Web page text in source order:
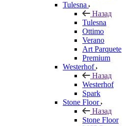
Tulesna
Назад
Tulesna
Ottimo
Verano
Art Parquete
Premium
Westerhof
Назад
Westerhof
Spark
Stone Floor
Назад
Stone Floor